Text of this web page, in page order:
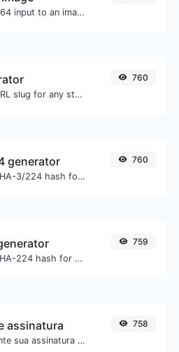
Decode Base64 input to an image.
Generate a URL slug for any string input.
760
generator
Generate a SHA-3/224 hash for any string input.
760
Generate a SHA-224 hash for any string input.
759
assinatura
Gere facilmente sua assinatura personalizada e faça o download com facilidade.
758